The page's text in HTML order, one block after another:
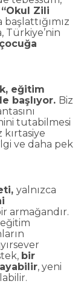
“Okul Zili
Türkiye’nin
eğitim
başlıyor. Biz
tutabilmesi
kırtasiye
ve daha pek
yalnızca
armağandır.
bir
, yeni